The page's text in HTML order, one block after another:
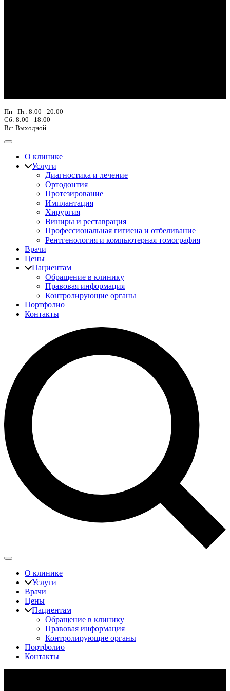
Пн - Пт: 8:00 - 20:00
Сб: 8:00 - 18:00
Вс: Выходной
О клинике
Услуги
Диагностика и лечение
Ортодонтия
Протезирование
Имплантация
Хирургия
Виниры и реставрация
Профессиональная гигиена и отбеливание
Рентгенология и компьютерная томография
Врачи
Цены
Пациентам
Обращение в клинику
Правовая информация
Контролирующие органы
Портфолио
Контакты
О клинике
Услуги
Врачи
Цены
Пациентам
Обращение в клинику
Правовая информация
Контролирующие органы
Портфолио
Контакты